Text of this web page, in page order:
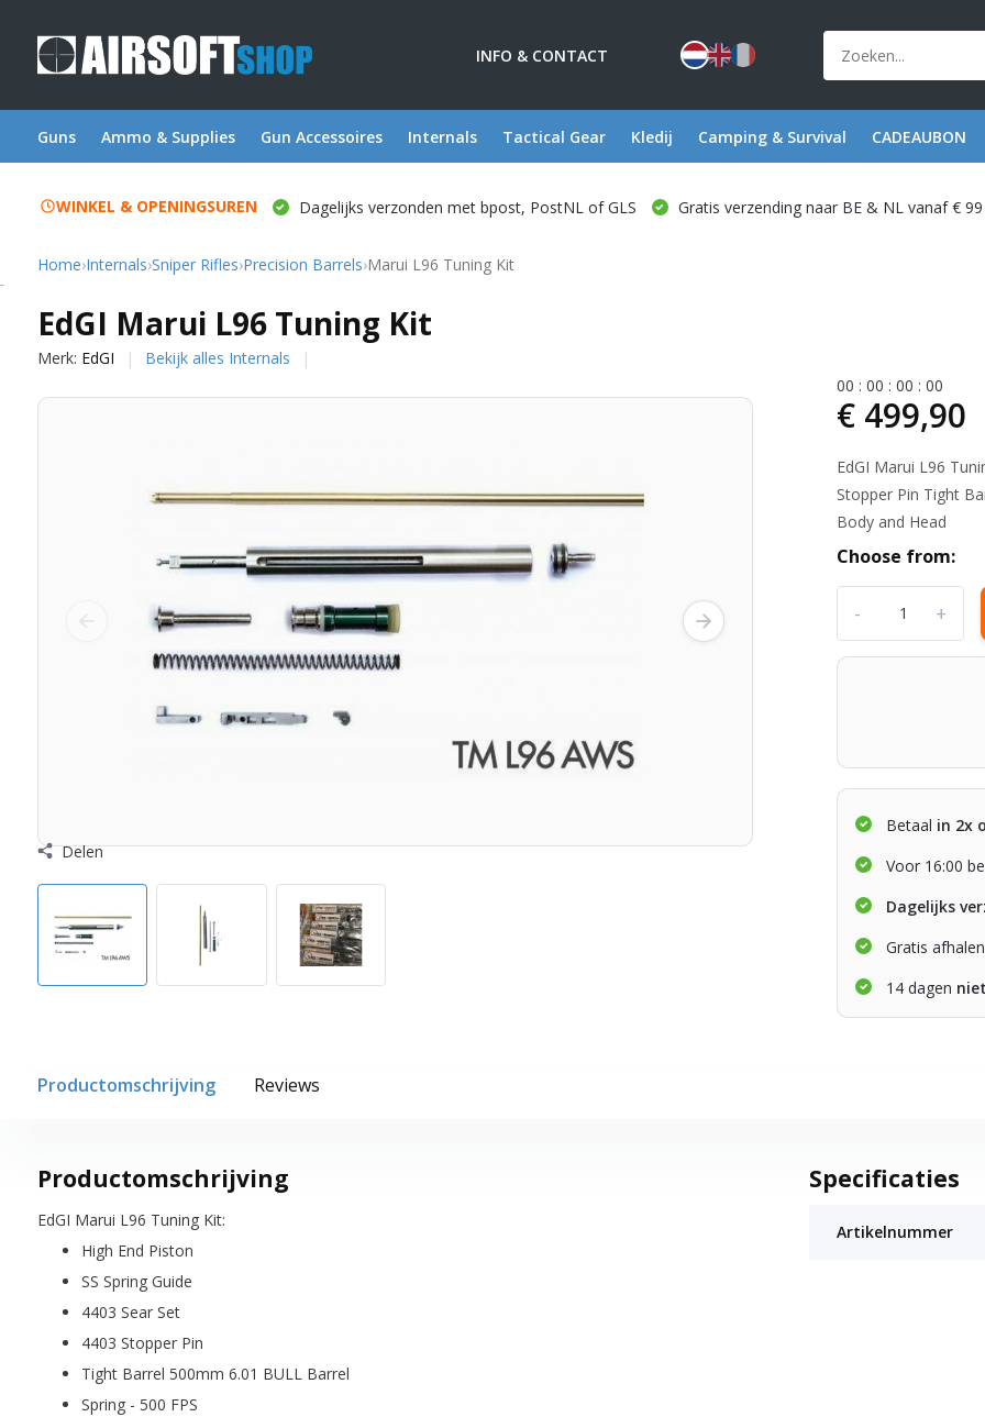
INFO & CONTACT
Guns Ammo & Supplies Gun Accessoires Internals Tactical Gear Kledij Camping & Survival CADEAUBON
WINKEL & OPENINGSUREN Dagelijks verzonden met bpost, PostNL of GLS Gratis verzending naar BE & NL vanaf € 99
Home›Internals›Sniper Rifles›Precision Barrels›Marui L96 Tuning Kit
EdGI Marui L96 Tuning Kit
Merk: EdGI Bekijk alles Internals
Delen
00 :00 :00 :00
€ 499,90
EdGI Marui L96
Stopper Pin Tight
Body and Head
Choose from:
+
-
Betaal in 2x
Voor 16:00
Dagelijks
Gratis
14 dagen
Productomschrijving Reviews
Productomschrijving
EdGI Marui L96 Tuning Kit:
High End Piston
SS Spring Guide
4403 Sear Set
4403 Stopper Pin
Tight Barrel 500mm 6.01 BULL Barrel
Spring - 500 FPS
Specificaties
Artikelnummer